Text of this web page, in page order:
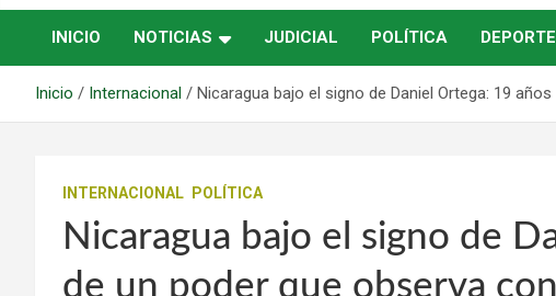
INICIO NOTICIAS JUDICIAL POLÍTICA
Inicio Internacional Nicaragua bajo el signo de Daniel Ortega: 19
INTERNACIONAL POLÍTICA
Nicaragua bajo el signo de
de un poder que observa